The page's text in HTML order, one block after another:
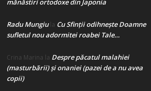
mănăstiri ortodoxe din Japonia
Radu Mungiula Cu Sfinții odihnește Doamne
sufletul nou adormitei roabei Tale…
Crina Marina la Despre păcatul malahiei
(masturbării) şi onaniei (pazei de a nu avea
copii)